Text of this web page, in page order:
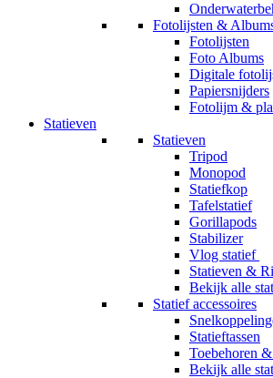
Fotolijsten &
Fotolijsten
Foto Albums
Digitale
Papiersnijders
Fotolijm &
Statieven
Statieven
Tripod
Monopod
Statiefkop
Tafelstatief
Gorillapods
Stabilizer
Vlog statief
Statieven &
Bekijk alle
Statief accessoires
Statieftassen
Toebehoren
Bekijk alle